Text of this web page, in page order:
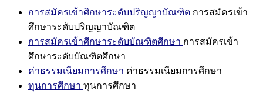
การสมัครเข้าศึกษาระดับปริญญาบัณฑิต การสมัครเข้า
ศึกษาระดับปริญญาบัณฑิต
การสมัครเข้าศึกษาระดับบัณฑิตศึกษา การสมัครเข้า
ศึกษาระดับบัณฑิตศึกษา
ค่าธรรมเนียมการศึกษา ค่าธรรมเนียมการศึกษา
ทุนการศึกษา ทุนการศึกษา